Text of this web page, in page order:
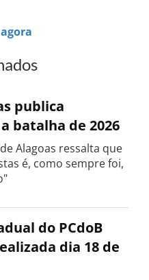
publica
batalha de 2026
Alagoas ressalta que
é, como sempre foi,
do PCdoB
dia 18 de